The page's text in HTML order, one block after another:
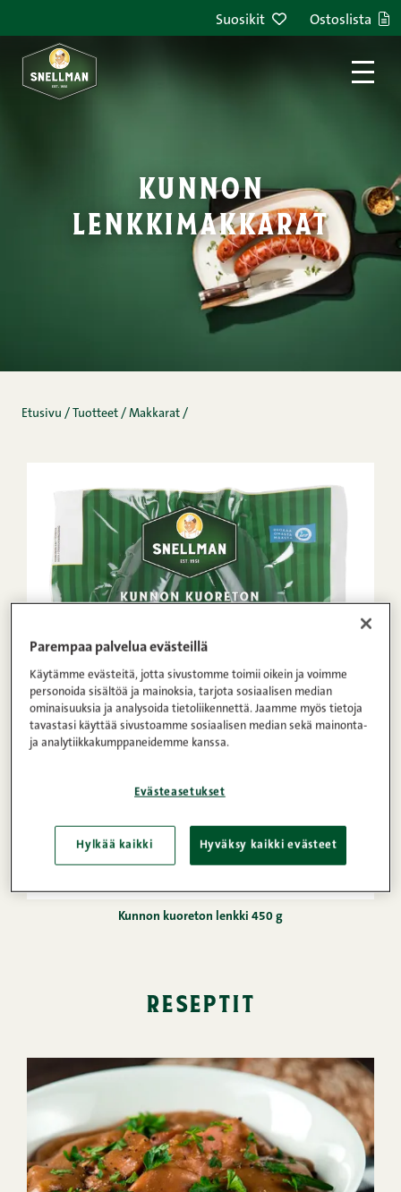
Suosikit Ostoslista
kunnon
lenkkimakkarat
Etusivu / Tuotteet / Makkarat /
Kunnon kuoreton lenkki 450 g
reseptit
Parempaa palvelua evästeillä
Käytämme evästeitä, jotta sivustomme toimii oikein ja voimme
personoida sisältöä ja mainoksia, tarjota sosiaalisen median
ominaisuuksia ja analysoida tietoliikennettä. Jaamme myös tietoja
tavastasi käyttää sivustoamme sosiaalisen median sekä mainonta-
ja analytiikkakumppaneidemme kanssa.
Evästeasetukset
Hylkää kaikki Hyväksy kaikki evästeet